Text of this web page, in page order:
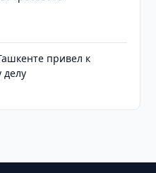
привел к
делу